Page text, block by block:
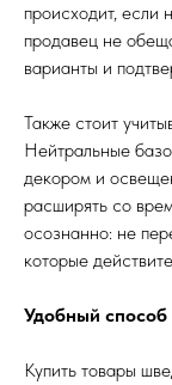
происходит, если
продавец не
варианты и
Также стоит
Нейтральные
декором и
расширять со
осознанно: не
которые
Удобный
Купить товары